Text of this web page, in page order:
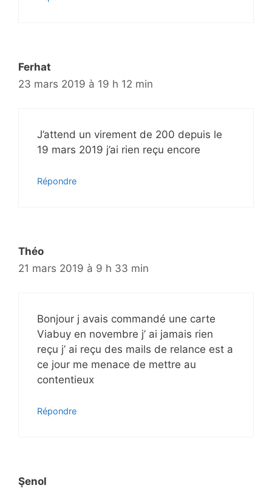
Ferhat
23 mars 2019 à 19 h 12 min
J’attend un virement de 200 depuis le
19 mars 2019 j’ai rien reçu encore
Répondre
Théo
21 mars 2019 à 9 h 33 min
Bonjour j avais commandé une carte
Viabuy en novembre j’ ai jamais rien
reçu j’ ai reçu des mails de relance est a
ce jour me menace de mettre au
contentieux
Répondre
Şenol